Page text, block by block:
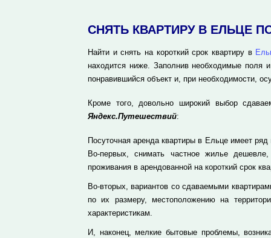
СНЯТЬ КВАРТИРУ В ЕЛЬЦЕ
Найти и снять на короткий срок квартиру в
находится ниже. Заполнив необходимые поля
понравившийся объект и, при необходимости,
Кроме того, довольно широкий выбор
Яндекс.Путешествий:
Посуточная аренда квартиры в Ельце имеет
Во-первых, снимать частное жилье
проживания в арендованной на короткий срок
Во-вторых, вариантов со сдаваемыми
по их размеру, местоположению на
характеристикам.
И, наконец, мелкие бытовые проблемы,